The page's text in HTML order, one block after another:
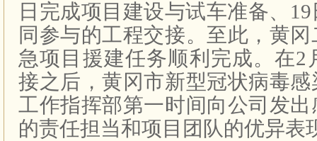
日完成项目建设与试车准备、 19
同参与的工程交接。至此，黄
急项目援建任务顺利完成。在2
接之后，黄冈市新型冠状病毒
工作指挥部第一时间向公司发
的责任担当和项目团队的优异表